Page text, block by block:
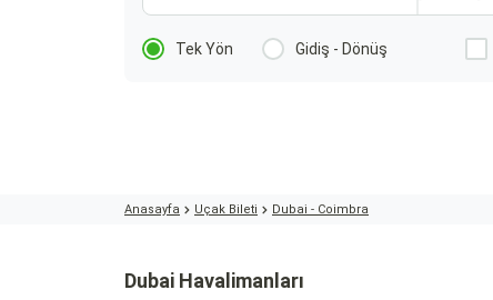
Tek Yön Gidiş - Dönüş
Anasayfa Uçak Bileti Dubai - Coimbra
Dubai Havalimanları